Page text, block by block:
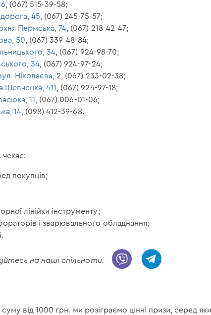
, (067) 515-39-58;
45 , (067) 245-75-57;
Пермська, 74 , (067) 218-42-47;
50 , (067) 339-48-84;
34 , (067) 924-98-70;
34 , (067) 924-97-24;
Ніколаєва, 2 , (067) 233-02-38;
Шевченка, 411
, (067) 924-97-18;
11
, (067) 006-01-06;
14 , (098) 412-39-68.
чекає:
покупців;
лінійки інструменту;
і зварювального обладнання;
на наші спільноти.
від 1000 грн. ми розіграємо цінні призи, серед